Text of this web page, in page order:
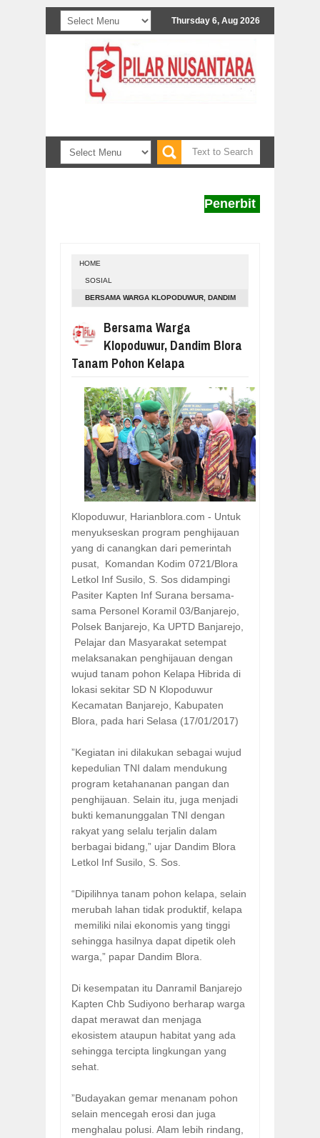
Thursday 6, Aug 2026
Penerbit Pilar
HOME
SOSIAL
BERSAMA WARGA KLOPODUWUR, DANDIM
Bersama Warga
Klopoduwur, Dandim Blora
Tanam Pohon Kelapa
Klopoduwur, Harianblora.com - Untuk
menyukseskan program penghijauan
yang di canangkan dari pemerintah
pusat, Komandan Kodim 0721/Blora
Letkol Inf Susilo, S. Sos didampingi
Pasiter Kapten Inf Surana bersama-
sama Personel Koramil 03/Banjarejo,
Polsek Banjarejo, Ka UPTD Banjarejo,
Pelajar dan Masyarakat setempat
melaksanakan penghijauan dengan
wujud tanam pohon Kelapa Hibrida di
lokasi sekitar SD N Klopoduwur
Kecamatan Banjarejo, Kabupaten
Blora, pada hari Selasa (17/01/2017)
”Kegiatan ini dilakukan sebagai wujud
kepedulian TNI dalam mendukung
program ketahananan pangan dan
penghijauan. Selain itu, juga menjadi
bukti kemanunggalan TNI dengan
rakyat yang selalu terjalin dalam
berbagai bidang,” ujar Dandim Blora
Letkol Inf Susilo, S. Sos.
“Dipilihnya tanam pohon kelapa, selain
merubah lahan tidak produktif, kelapa
memiliki nilai ekonomis yang tinggi
sehingga hasilnya dapat dipetik oleh
warga,” papar Dandim Blora.
Di kesempatan itu Danramil Banjarejo
Kapten Chb Sudiyono berharap warga
dapat merawat dan menjaga
ekosistem ataupun habitat yang ada
sehingga tercipta lingkungan yang
sehat.
”Budayakan gemar menanam pohon
selain mencegah erosi dan juga
menghalau polusi. Alam lebih rindang,